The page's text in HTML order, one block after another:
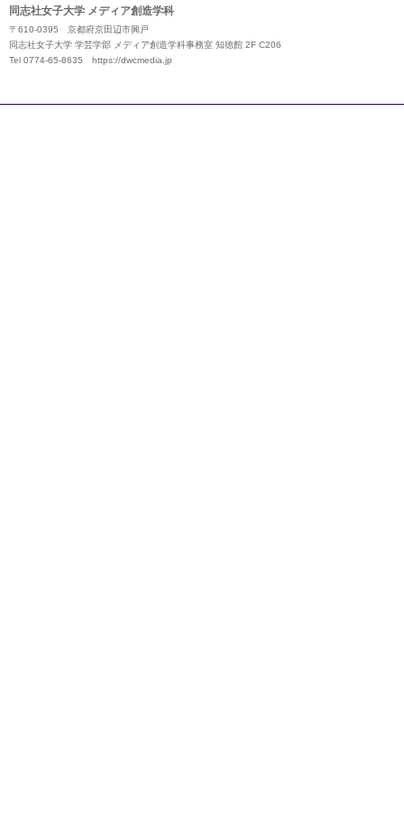
同志社女子大学 メディア創造学科
〒610-0395 京都府京田辺市興戸
同志社女子大学 学芸学部 メディア創造学科事務室 知徳館 2F C206
Tel 0774-65-8635 https://dwcmedia.jp